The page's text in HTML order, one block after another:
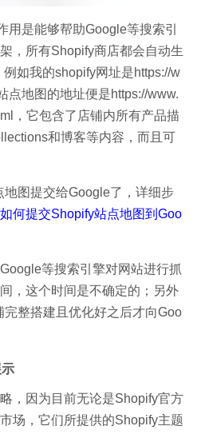
用是能够帮助Google等搜索引
，所有Shopify商店都会自动生
如我的shopify网址是https://w
点地图的地址便是https://www.
，它包含了店铺内所有产品描
和博客等内容，而且可
图提交给Google了，详细步
如何提交Shopify站点地图到Goo
等搜索引擎对网站进行抓
，这个时间是不确定的；另外
整搭建且优化好之后才向Goo
，因为目前无论是Shopify官方
场，它们所提供的Shopify主题